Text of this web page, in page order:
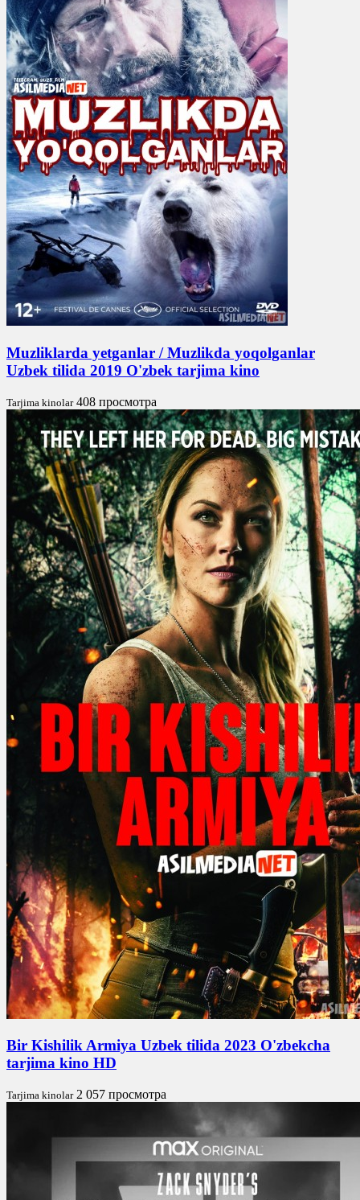
Muzliklarda yetganlar / Muzlikda yoqolganlar
Uzbek tilida 2019 O'zbek tarjima kino
Tarjima kinolar 408 просмотра
Bir Kishilik Armiya Uzbek tilida 2023 O'zbekcha
tarjima kino HD
Tarjima kinolar 2 057 просмотра